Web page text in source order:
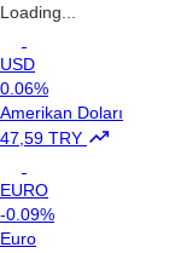
Loading...
USD
0.06%
Amerikan Doları
47,59 TRY
EURO
-0.09%
Euro